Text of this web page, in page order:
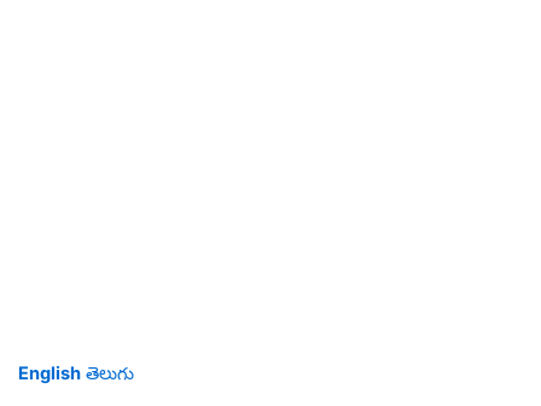
English తెలుగు